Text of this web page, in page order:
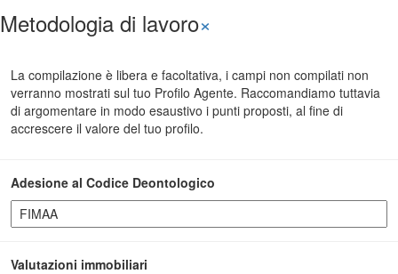
Metodologia di lavoro×
La compilazione è libera e facoltativa, i campi non compilati non
verranno mostrati sul tuo Profilo Agente. Raccomandiamo tuttavia
di argomentare in modo esaustivo i punti proposti, al fine di
accrescere il valore del tuo profilo.
Adesione al Codice Deontologico
Valutazioni immobiliari